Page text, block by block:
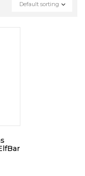
Default sorting